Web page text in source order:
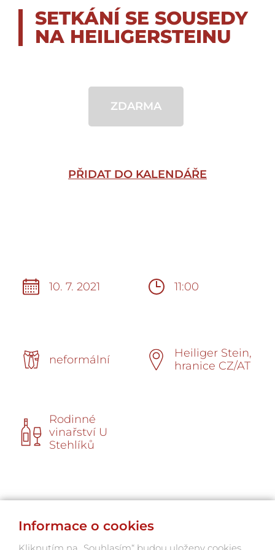
SETKÁNÍ SE SOUSEDY
NA HEILIGERSTEINU
ZDARMA
PŘIDAT DO KALENDÁŘE
10. 7. 2021 11:00
neformální
Heiliger Stein,
hranice CZ/AT
Rodinné
vinařství U
Stehlíků
Informace o cookies
Kliknutím na „Souhlasím“ budou uloženy cookies